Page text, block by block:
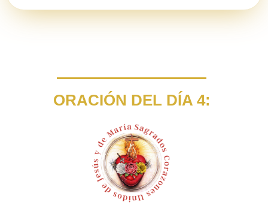
ORACIÓN DEL DÍA 4: